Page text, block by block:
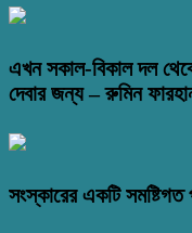
এখন সকাল-বিকাল দল
দেবার জন্য – রুমিন
সংস্কারের একটি